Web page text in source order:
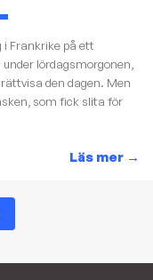
i Frankrike på ett
lördagsmorgonen,
den dagen. Men
som fick slita för
Läs mer →